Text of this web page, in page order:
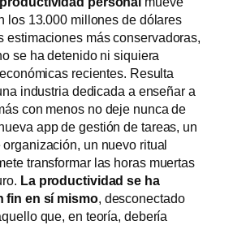
los 13.000 millones de dólares
estimaciones más conservadoras,
se ha detenido ni siquiera
recientes. Resulta
industria dedicada a enseñar a
con menos no deje nunca de
app de gestión de tareas, un
un nuevo ritual
transformar las horas muertas
La productividad se ha
fin en sí mismo, desconectado
que, en teoría, debería